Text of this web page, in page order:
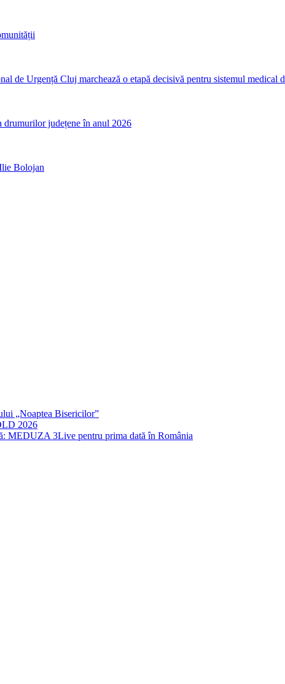
de Urgență Cluj marchează o etapă decisivă pentru sistemul medical
drumurilor județene în anul 2026
Bolojan
„Noaptea Bisericilor”
2026
MEDUZA 3Live pentru prima dată în România